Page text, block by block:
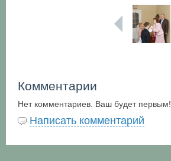
Комментарии
Нет комментариев. Ваш будет первым!
Написать комментарий